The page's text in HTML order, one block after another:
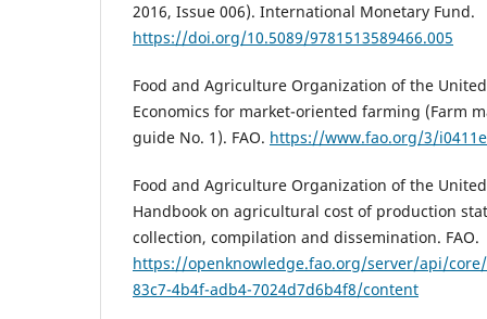
2016, Issue 006). International Monetary Fund.
https://doi.org/10.5089/9781513589466.005
Food and Agriculture Organization of the
Economics for market-oriented farming (Farm
guide No. 1). FAO. https://www.fao.org/3/
Food and Agriculture Organization of the
Handbook on agricultural cost of production
collection, compilation and dissemination. FAO.
https://openknowledge.fao.org/server/api/
83c7-4b4f-adb4-7024d7d6b4f8/content